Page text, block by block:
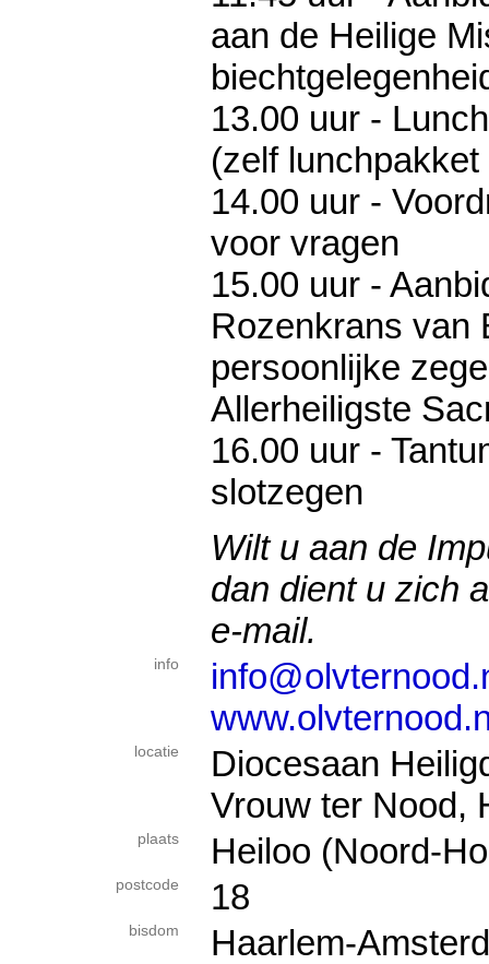
aan de Heilige
13.00 uur -
(zelf
14.00 uur -
voor vragen
15.00 uur -
Rozenkrans van
persoonlijke
Allerheiligste
16.00 uur -
slotzegen
Wilt u aan de
dan dient u zich
e-mail.
info
locatie
Diocesaan
Vrouw ter Nood,
plaats Heiloo (Noord-
postcode 18
bisdom Haarlem-